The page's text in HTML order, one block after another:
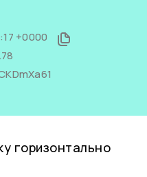
+0000
горизонтально